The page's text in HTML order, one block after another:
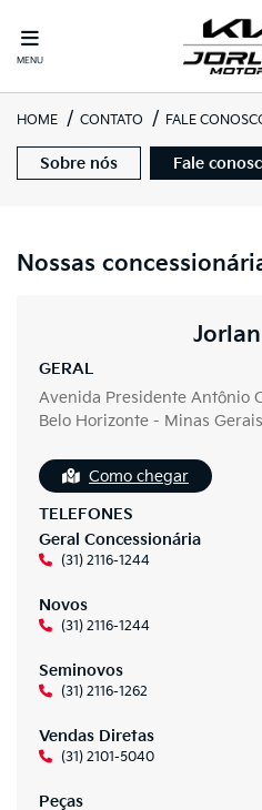
MENU
HOME CONTATO FALE
Sobre nós Fale
Nossas
GERAL
Avenida Presidente Antônio
Belo Horizonte - Minas Gerais
Como chegar
TELEFONES
Geral Concessionária
(31) 2116-1244
Novos
(31) 2116-1244
Seminovos
(31) 2116-1262
Vendas Diretas
(31) 2101-5040
Peças